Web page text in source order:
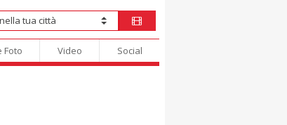
Foto Video Social